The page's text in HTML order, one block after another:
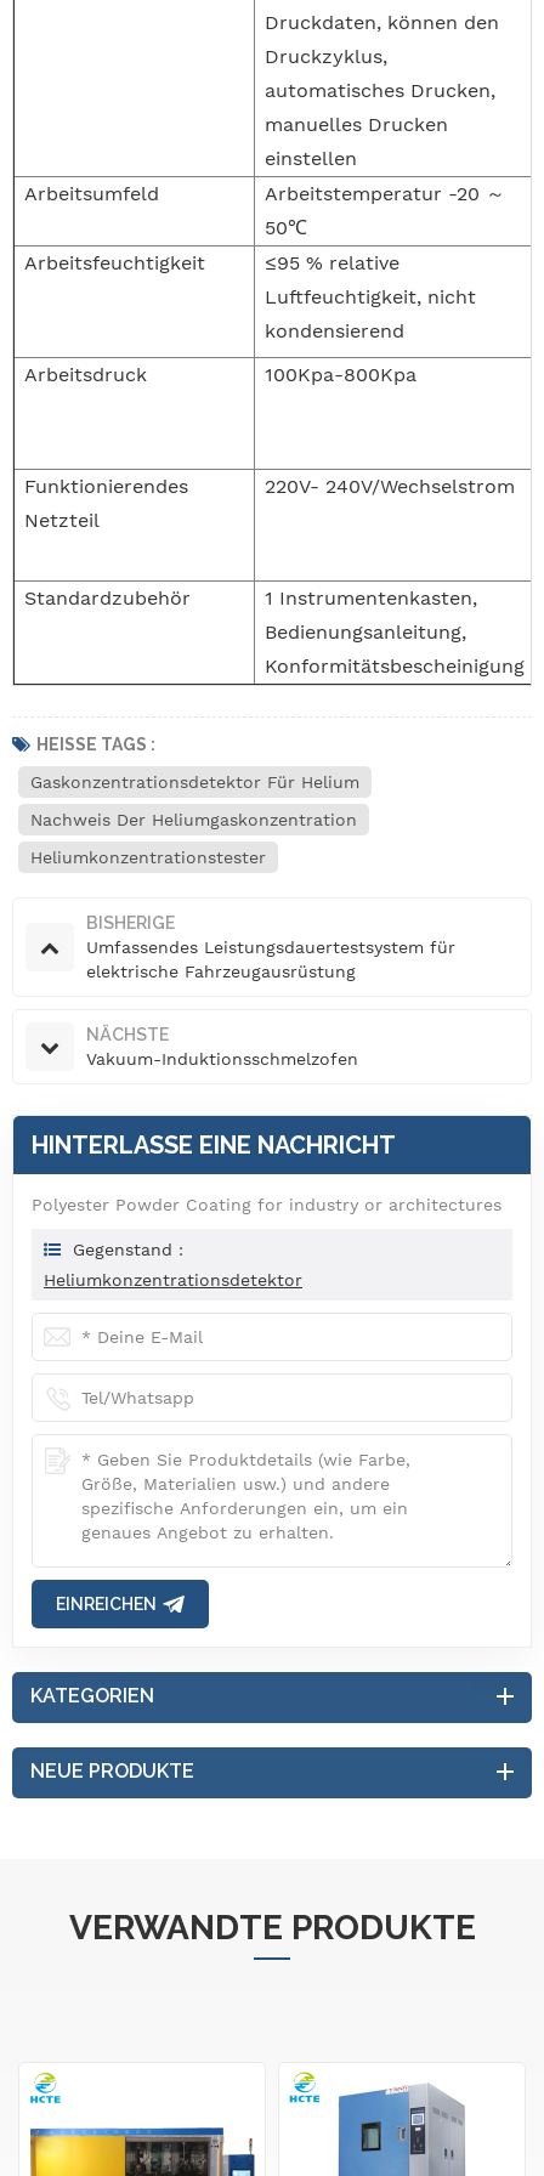
Druckdaten, können den
Druckzyklus,
automatisches Drucken,
manuelles Drucken
einstellen
Arbeitsumfeld
Arbeitstemperatur -20 ～
50℃
Arbeitsfeuchtigkeit
≤95 % relative
Luftfeuchtigkeit, nicht
kondensierend
Arbeitsdruck
100Kpa-800Kpa
Funktionierendes
Netzteil
220V- 240V/Wechselstrom
Standardzubehör
1 Instrumentenkasten,
Bedienungsanleitung,
Konformitätsbescheinigung
HEISSE TAGS :
Gaskonzentrationsdetektor Für Helium
Nachweis Der Heliumgaskonzentration
Heliumkonzentrationstester
BISHERIGE
Umfassendes Leistungsdauertestsystem für
elektrische Fahrzeugausrüstung
NÄCHSTE
Vakuum-Induktionsschmelzofen
HINTERLASSE EINE NACHRICHT
Polyester Powder Coating for industry or architectures
Gegenstand :
Heliumkonzentrationsdetektor
EINREICHEN
KATEGORIEN
NEUE PRODUKTE
VERWANDTE PRODUKTE